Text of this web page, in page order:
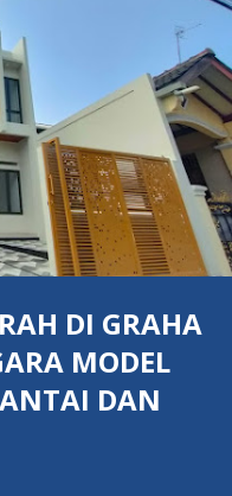
DI GRAHA
MODEL
DAN